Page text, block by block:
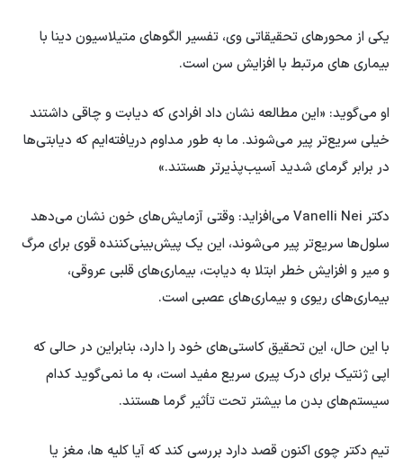
یکی از محورهای تحقیقاتی وی، تفسیر الگوهای متیلاسیون دینا با
بیماری های مرتبط با افزایش سن است.
او می‌گوید: «این مطالعه نشان داد افرادی که دیابت و چاقی داشتند
خیلی سریع‌تر پیر می‌شوند. ما به طور مداوم دریافته‌ایم که دیابتی‌ها
در برابر گرمای شدید آسیب‌پذیرتر هستند.»
دکتر Vanelli Nei می‌افزاید: وقتی آزمایش‌های خون نشان می‌دهد
سلول‌ها سریع‌تر پیر می‌شوند، این یک پیش‌بینی‌کننده قوی برای مرگ
و میر و افزایش خطر ابتلا به دیابت، بیماری‌های قلبی عروقی،
بیماری‌های ریوی و بیماری‌های عصبی است.
با این حال، این تحقیق کاستی‌های خود را دارد، بنابراین در حالی که
اپی ژنتیک برای درک پیری سریع مفید است، به ما نمی‌گوید کدام
سیستم‌های بدن ما بیشتر تحت تأثیر گرما هستند.
تیم دکتر چوی اکنون قصد دارد بررسی کند که آیا کلیه ها، مغز یا